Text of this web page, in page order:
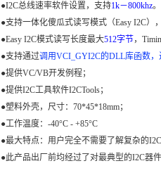
●I2C总线速率软件设置，支持1k－800khz。
●支持一体化傻瓜式读写模式（Easy I2C）
●Easy I2C模式读写长度最大512字节 ，
●支持通过调用VCI_GYI2C的DLL库函数
●提供VC/VB开发例程；
●提供I2C工具软件I2CTools；
●塑料外壳，尺寸：70*45*18mm；
●工作温度：-40°C - +85°C
●最大特点：用户完全不需要了解复杂的
●此产品出厂前均经过了对最典型的I2C器